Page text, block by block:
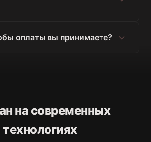
оплаты вы принимаете?
на современных
технологиях